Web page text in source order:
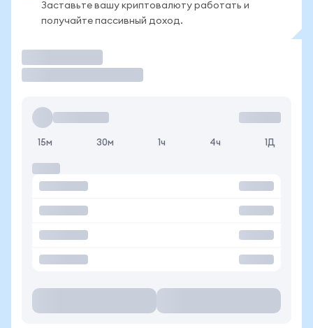
Заставьте вашу криптовалюту работать и
получайте пассивный доход.
15м 30м 1ч 4ч 1Д